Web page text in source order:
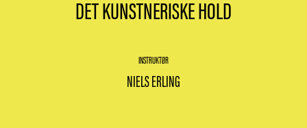
DET KUNSTNERISKE HOLD
INSTRUKTØR
NIELS ERLING